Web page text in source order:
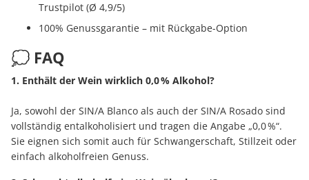
Trustpilot (Ø 4,9/5)
100% Genussgarantie – mit Rückgabe-Option
💭 FAQ
1. Enthält der Wein wirklich 0,0 % Alkohol?
Ja, sowohl der SIN/A Blanco als auch der SIN/A Rosado sind
vollständig entalkoholisiert und tragen die Angabe „0,0 %“.
Sie eignen sich somit auch für Schwangerschaft, Stillzeit oder
einfach alkoholfreien Genuss.